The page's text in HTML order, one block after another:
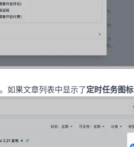
如果文章列表中显示了定时任务图标